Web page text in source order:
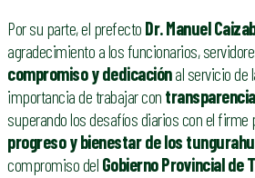
Por su parte, el prefecto Dr. Manuel
agradecimiento a los funcionarios,
compromiso y dedicaciónal servicio de
importancia de trabajar con
superando los desafíos diarios con el
progreso y bienestar de los
compromiso del Gobierno Provincial de